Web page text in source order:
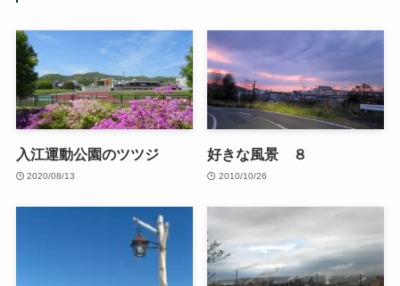
入江運動公園のツツジ
2020/08/13
好きな風景 ８
2010/10/26